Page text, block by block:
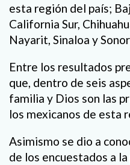
esta región del país;
California Sur,
Nayarit, Sinaloa y
Entre los resultados
que, dentro de seis
familia y Dios son las
los mexicanos de esta
Asimismo se dio a
de los encuestados a